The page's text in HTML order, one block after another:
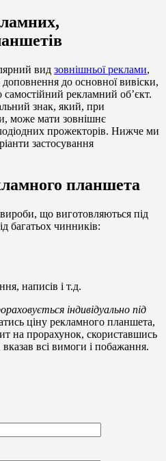
вид зовнішньої реклами,
доповнення до основної вивіски,
самостійний рекламний об’єкт.
знак, який, при
може мати зовнішнє
прожекторів. Нижче ми
застосування
планшета
що виготовляються під
багатьох чинників:
написів і т.д.
індивідуально під
ціну рекламного планшета,
на прорахунок, скориставшись
вказав всі вимоги і побажання.